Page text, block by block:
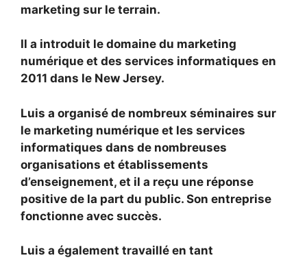
marketing sur le terrain.
Il a introduit le domaine du marketing
numérique et des services informatiques en
2011 dans le New Jersey.
Luis a organisé de nombreux séminaires sur
le marketing numérique et les services
informatiques dans de nombreuses
organisations et établissements
d’enseignement, et il a reçu une réponse
positive de la part du public. Son entreprise
fonctionne avec succès.
Luis a également travaillé en tant